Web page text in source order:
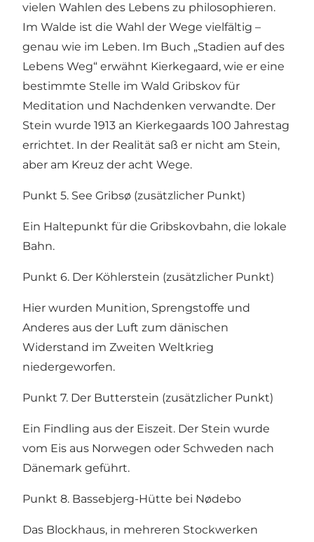
vielen Wahlen des Lebens zu philosophieren.
Im Walde ist die Wahl der Wege vielfältig –
genau wie im Leben. Im Buch „Stadien auf des
Lebens Weg“ erwähnt Kierkegaard, wie er eine
bestimmte Stelle im Wald Gribskov für
Meditation und Nachdenken verwandte. Der
Stein wurde 1913 an Kierkegaards 100 Jahrestag
errichtet. In der Realität saß er nicht am Stein,
aber am Kreuz der acht Wege.
Punkt 5. See Gribsø (zusätzlicher Punkt)
Ein Haltepunkt für die Gribskovbahn, die lokale
Bahn.
Punkt 6. Der Köhlerstein (zusätzlicher Punkt)
Hier wurden Munition, Sprengstoffe und
Anderes aus der Luft zum dänischen
Widerstand im Zweiten Weltkrieg
niedergeworfen.
Punkt 7. Der Butterstein (zusätzlicher Punkt)
Ein Findling aus der Eiszeit. Der Stein wurde
vom Eis aus Norwegen oder Schweden nach
Dänemark geführt.
Punkt 8. Bassebjerg-Hütte bei Nødebo
Das Blockhaus, in mehreren Stockwerken